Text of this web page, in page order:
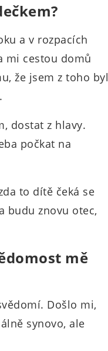
a v rozpacích
mi cestou domů
že jsem z toho byl
dostat z hlavy.
počkat na
to dítě čeká se
budu znovu otec,
mě
Došlo mi,
synovo, ale